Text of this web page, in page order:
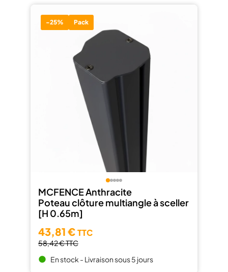
-25% Pack
MCFENCE Anthracite
Poteau clôture multiangle à sceller
[H 0.65m]
43,81 €TTC
58,42 €TTC
brightness_1 En stock - Livraison sous 5 jours